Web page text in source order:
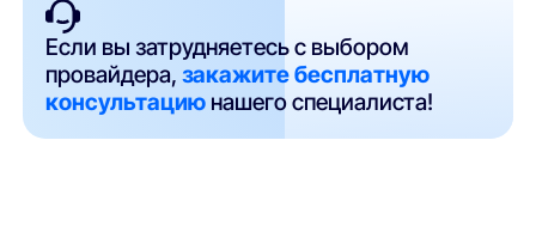
Если вы затрудняетесь с выбором
провайдера,закажите бесплатную
консультацию нашего специалиста!